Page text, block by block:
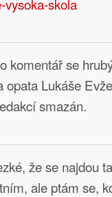
komentář se
opata Lukáše
smazán.
že se najdou
ale ptám se,